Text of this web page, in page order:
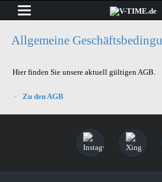
Allgemeine
Hier finden Sie unsere aktuell gültigen AGB.
Zu den AGB